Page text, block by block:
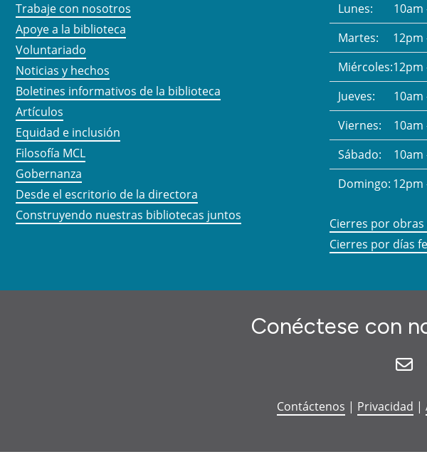
Trabaje con nosotros
Apoye a la biblioteca
Voluntariado
Noticias y hechos
Boletines informativos de la biblioteca
Artículos
Equidad e inclusión
Filosofía MCL
Gobernanza
Desde el escritorio de la directora
Construyendo nuestras bibliotecas juntos
Lunes:
10am
Martes:
12pm
Miércoles:12pm
Jueves:
10am
Viernes:
10am
Sábado:
10am
Domingo: 12pm
Cierres por
Cierres por días
Conéctese con
Contáctenos | Privacidad |